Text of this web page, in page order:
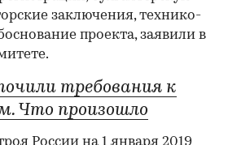
заключения, технико-
проекта, заявили в
требования к
Что произошло
России на 1 января 2019